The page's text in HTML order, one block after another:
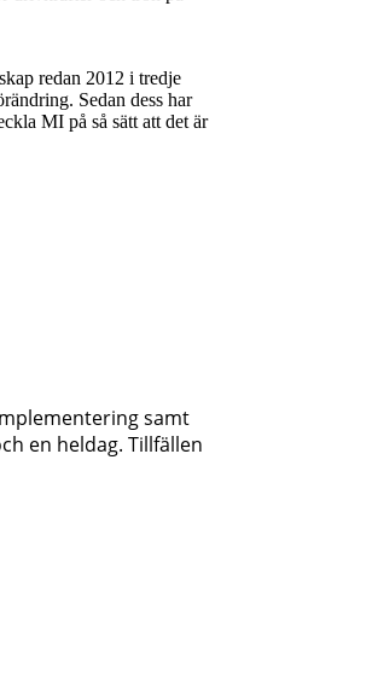
redan 2012 i tredje
Sedan dess har
MI på så sätt att det är
samt
en heldag. Tillfällen